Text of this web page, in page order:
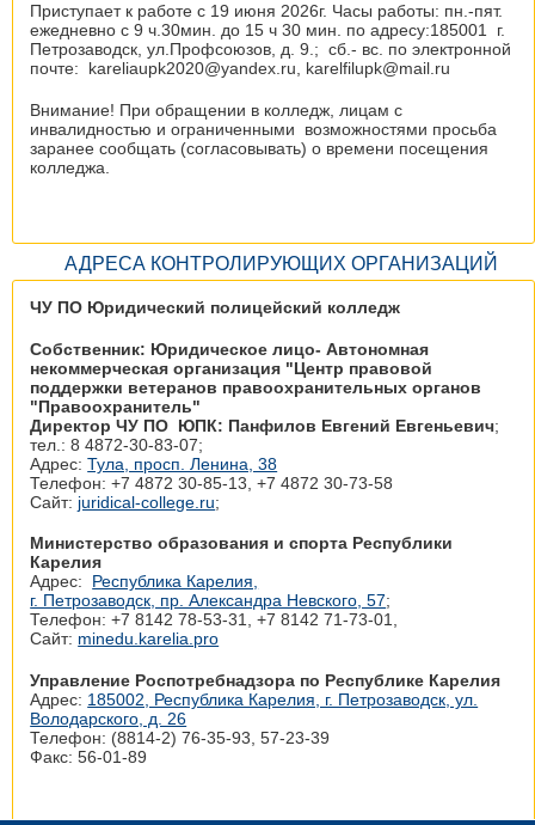
Приступает к работе с 19 июня 2026г. Часы работы: пн.-пят.
ежедневно с 9 ч.30мин. до 15 ч 30 мин. по адресу:185001 г.
Петрозаводск, ул.Профсоюзов, д. 9.; сб.- вс. по электронной
почте: kareliaupk2020@yandex.ru, karelfilupk@mail.ru
Внимание! При обращении в колледж, лицам с
инвалидностью и ограниченными возможностями просьба
заранее сообщать (согласовывать) о времени посещения
колледжа.
АДРЕСА КОНТРОЛИРУЮЩИХ ОРГАНИЗАЦИЙ
ЧУ ПО Юридический полицейский колледж
Собственник: Юридическое лицо- Автономная
некоммерческая организация "Центр правовой
поддержки ветеранов правоохранительных органов
"Правоохранитель"
Директор ЧУ ПО ЮПК: Панфилов Евгений Евгеньевич;
тел.: 8 4872-30-83-07;
Адрес:Тула, просп. Ленина, 38
Телефон: +7 4872 30‑85-13, +7 4872 30‑73-58
Сайт: juridical-college.ru;
Министерство образования и спорта Республики
Карелия
Адрес: Республика Карелия,
г. Петрозаводск, пр. Александра Невского, 57;
Телефон: +7 8142 78‑53-31, +7 8142 71‑73-01,
Сайт: minedu.karelia.pro
Управление Роспотребнадзора по Республике Карелия
Адрес: 185002, Республика Карелия, г. Петрозаводск, ул.
Володарского, д. 26
Телефон: (8814-2) 76-35-93, 57-23-39
Факс: 56-01-89